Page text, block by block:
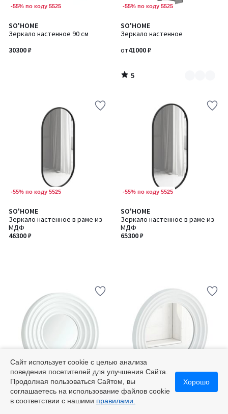
-55% по коду 5525
SO'HOME
Зеркало настенное 90 см
30300 ₽
-55% по коду 5525
SO'HOME
Зеркало настенное
от41000 ₽
5
/
Количество
цветов:
5
/
-55% по коду 5525
SO'HOME
Зеркало настенное в раме из
МДФ
46300 ₽
-55% по коду 5525
SO'HOME
Зеркало настенное в раме из
МДФ
65300 ₽
-55% по коду 5525
SO'HOME
Зеркало навесное из плит
SO'HOME
Зеркало навесное из плит
Количество
цветов:
Сайт использует cookie с целью анализа
поведения посетителей для улучшения Сайта.
Продолжая пользоваться Сайтом, вы
соглашаетесь на использование файлов cookie
в соответствии с нашими правилами.
Хорошо